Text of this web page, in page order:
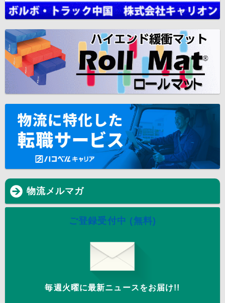
物流メルマガ
ご登録受付中 (無料)
毎週火曜に最新ニュースをお届け!!